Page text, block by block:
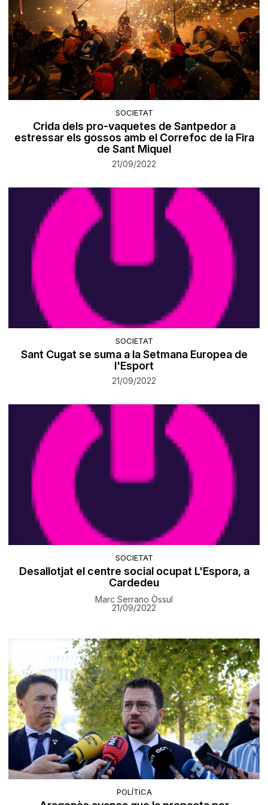
SOCIETAT
Crida dels pro-vaquetes de Santpedor a
estressar els gossos amb el Correfoc de la Fira
de Sant Miquel
21/09/2022
SOCIETAT
Sant Cugat se suma a la Setmana Europea de
l'Esport
21/09/2022
SOCIETAT
Desallotjat el centre social ocupat L'Espora, a
Cardedeu
Marc Serrano Òssul
21/09/2022
POLÍTICA